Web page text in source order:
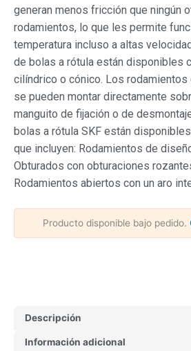
generan menos fricción que ningún
rodamientos, lo que les permite
temperatura incluso a altas
de bolas a rótula están disponibles
cilíndrico o cónico. Los rodamientos
se pueden montar directamente
manguito de fijación o de
bolas a rótula SKF están
que incluyen: Rodamientos de
Obturados con obturaciones
Rodamientos abiertos con un aro
Producto disponible bajo pedido.
Descripción
Información adicional